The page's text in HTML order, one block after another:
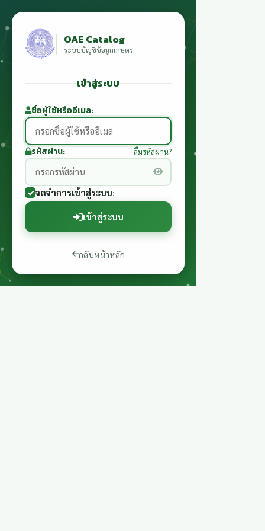
OAE Catalog
ระบบบัญชีข้อมูลเกษตร
เข้าสู่ระบบ
ชื่อผู้ใช้หรืออีเมล
รหัสผ่าน ลืมรหัสผ่าน?
จดจำการเข้าสู่ระบบ
เข้าสู่ระบบ
กลับหน้าหลัก